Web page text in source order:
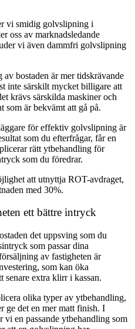
vi smidig golvslipning i
oss av marknadsledande
vi även dammfri golvslipning
bostaden är mer tidskrävande
inte särskilt mycket billigare att
krävs särskilda maskiner och
som är bekvämt att gå på.
för effektiv golvslipning är
som du efterfrågar, får en
rätt ytbehandling för
som du föredrar.
att utnyttja ROT-avdraget,
med 30%.
ett bättre intryck
det uppsving som du
som passar dina
av fastigheten är
som kan öka
senare extra klirr i kassan.
olika typer av ytbehandling,
ge det en mer matt finish. I
en passande ytbehandling som